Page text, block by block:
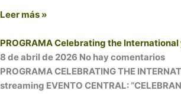
Leer más »
PROGRAMA Celebrating the
8 de abril de 2026 No hay comentarios
PROGRAMA CELEBRATING THE
streaming EVENTO CENTRAL: